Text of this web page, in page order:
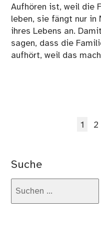
Aufhören ist, weil die
leben, sie fängt nur in
ihres Lebens an.
sagen, dass die
aufhört, weil das
Beiträge
Seite
1 2
Suche